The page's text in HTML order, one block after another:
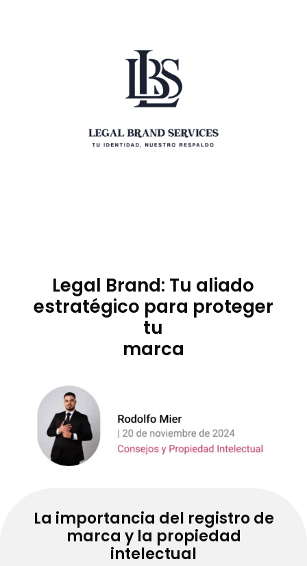
Legal Brand: Tu aliado
estratégico para proteger
tu
marca
La importancia del registro de
marca y la propiedad
intelectual